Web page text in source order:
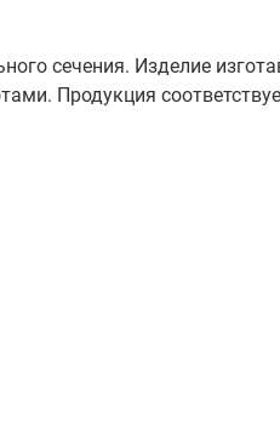
сечения. Изделие
Продукция